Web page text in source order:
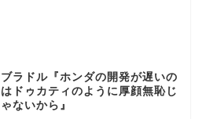
ブラドル『ホンダの開発が遅いの
はドゥカティのように厚顔無恥じ
ゃないから』